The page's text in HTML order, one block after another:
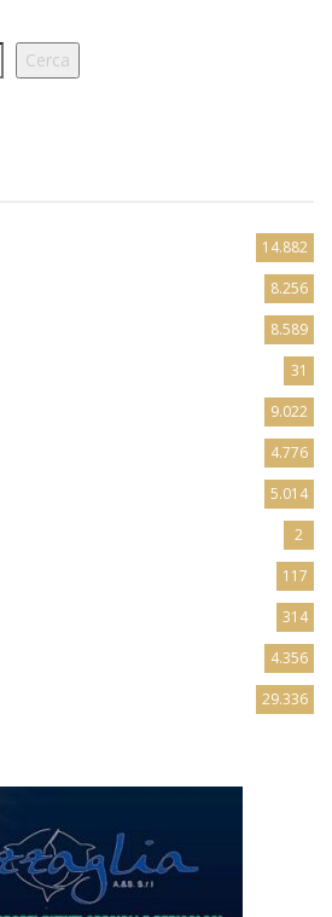
Cerca
14.882
8.256
8.589
31
9.022
4.776
5.014
2
117
314
4.356
29.336